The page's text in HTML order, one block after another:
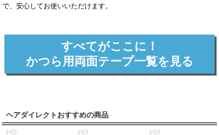
で、安心してお使いいただけます。
すべてがここに！
かつら用両面テープ一覧を見る
ヘアダイレクトおすすめの商品